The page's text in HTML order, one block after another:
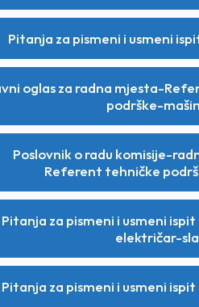
Pitanja za pismeni i usmeni
oglas za radna mjesta-
podrške-
Poslovnik o radu komisije-
Referent tehničke
Pitanja za pismeni i usmeni
električar-
Pitanja za pismeni i usmeni